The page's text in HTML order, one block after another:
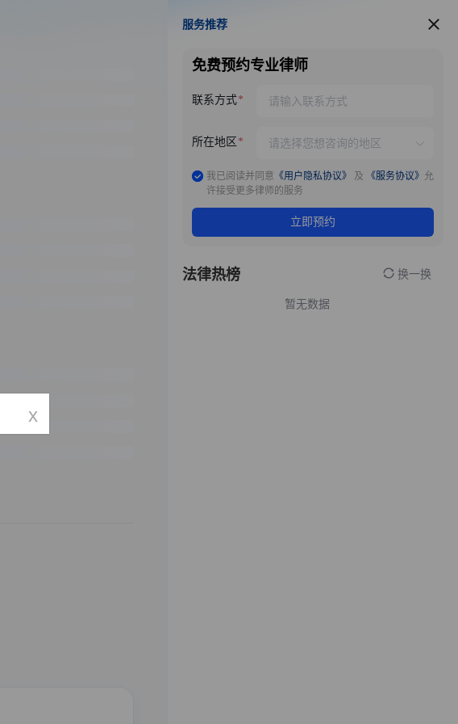
服务推荐
服务推荐
免费预约专业律师
联系方式
所在地区
我已阅读并同意 《用户隐私协议》 及 《服务协议》 允
许接受更多律师的服务
立即预约
法律热榜 换一换
暂无数据
x